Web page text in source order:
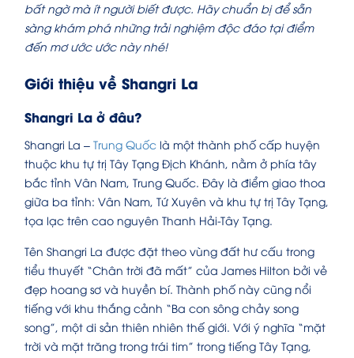
bất ngờ mà ít người biết được. Hãy chuẩn bị để sẵn
sàng khám phá những trải nghiệm độc đáo tại điểm
đến mơ ước ước này nhé!
Giới thiệu về Shangri La
Shangri La ở đâu?
Shangri La – Trung Quốc là một thành phố cấp huyện
thuộc khu tự trị Tây Tạng Địch Khánh, nằm ở phía tây
bắc tỉnh Vân Nam, Trung Quốc. Đây là điểm giao thoa
giữa ba tỉnh: Vân Nam, Tứ Xuyên và khu tự trị Tây Tạng,
tọa lạc trên cao nguyên Thanh Hải-Tây Tạng.
Tên Shangri La được đặt theo vùng đất hư cấu trong
tiểu thuyết “Chân trời đã mất” của James Hilton bởi vẻ
đẹp hoang sơ và huyền bí. Thành phố này cũng nổi
tiếng với khu thắng cảnh “Ba con sông chảy song
song”, một di sản thiên nhiên thế giới. Với ý nghĩa “mặt
trời và mặt trăng trong trái tim” trong tiếng Tây Tạng,